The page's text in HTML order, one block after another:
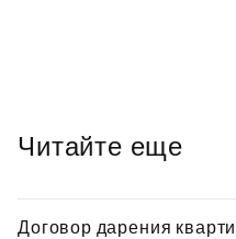
Читайте еще
Договор дарения